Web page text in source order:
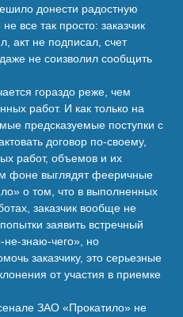
донести радостную
все так просто: заказчик
акт не подписал, счет
не соизволил сообщить
гораздо реже, чем
работ. И как только на
предсказуемые поступки с
договор по-своему,
работ, объемов и их
фоне выглядят фееричные
о том, что в выполненных
заказчик вообще не
заявить встречный
не-знаю-чего», но
заказчику, это серьезные
от участия в приемке
ЗАО «Прокатило» не